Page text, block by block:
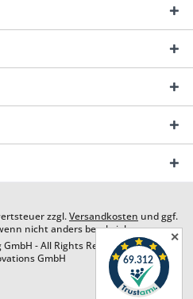
zzgl.Versandkosten und ggf.
nicht anders beschrieben
- All Rights Reserved. Design by
GmbH
✕